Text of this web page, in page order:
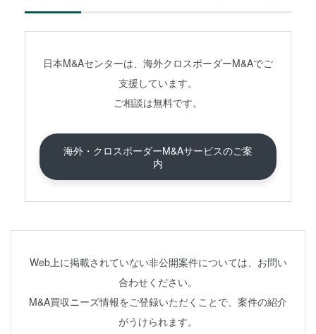
日本M&Aセンターは、海外クロスボーダーM&Aでご
支援しています。
ご相談は無料です。
海外・クロスボーダーM&Aサービスのご案
内
Web上に掲載されていない非公開案件については、お問い
合わせください。
M&A買収ニーズ情報をご登録いただくことで、案件の紹介
がうけられます。